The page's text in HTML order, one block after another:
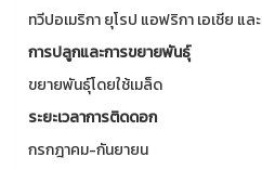
ทวีปอเมริกา ยุโรป แอฟริกา เอเชีย แล
การปลูกและการขยายพันธุ์
ขยายพันธุ์โดยใช้เมล็ด
ระยะเวลาการติดดอก
กรกฎาคม-กันยายน